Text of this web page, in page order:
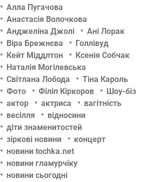
Алла Пугачова
Анастасія Волочкова
Анджеліна Джолі
Ані Лорак
Віра Брежнєва
Голлівуд
Кейт Міддлтон
Ксенія Собчак
Наталія Могілевська
Світлана Лобода
Тіна Кароль
Фото
Філіп Кіркоров
Шоу-біз
актор
актриса
вагітність
весілля
відносини
діти знаменитостей
зіркові новини
концерт
новини tochka.net
новини гламурчіку
новини сьогодні